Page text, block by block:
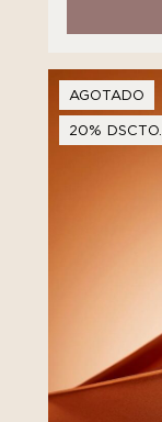
AGOTADO
20% DSCTO.